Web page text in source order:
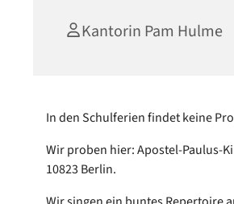
Kantorin Pam Hulme
In den Schulferien findet keine
Wir proben hier: Apostel-Paulus-
10823 Berlin.